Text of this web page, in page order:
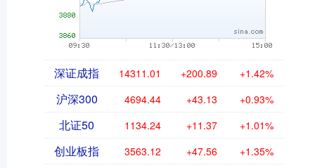
深证成指 14311.01 +200.89 +1.42%
沪深300 4694.44 +43.13 +0.93%
北证50 1134.24 +11.37 +1.01%
创业板指 3563.12 +47.56 +1.35%